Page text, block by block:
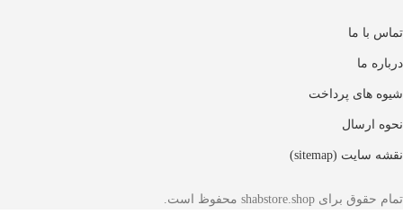
تماس با ما
درباره ما
شیوه های پرداخت
نحوه ارسال
نقشه سایت (sitemap)
تمام حقوق برای shabstore.shop محفوظ است.